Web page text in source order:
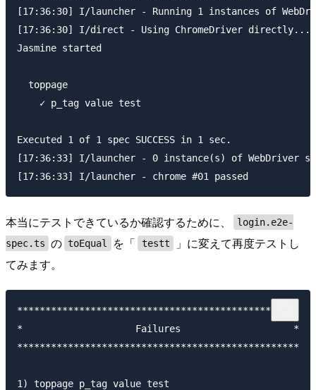
[17:36:30] I/launcher - Running 1 instances of
[17:36:30] I/direct - Using ChromeDriver directly...
Jasmine started
  toppage
    ✓ p_tag value test
Executed 1 of 1 spec SUCCESS in 1 sec.
[17:36:33] I/launcher - 0 instance(s) of WebDriver
本当にテストできているか確認するために、
login.e2e-
spec.ts の toEqual を「 testt
」に変えて再度テストし
てみます。
**************************************************
*                    Failures                    *
**************************************************
1) toppage p_tag value test